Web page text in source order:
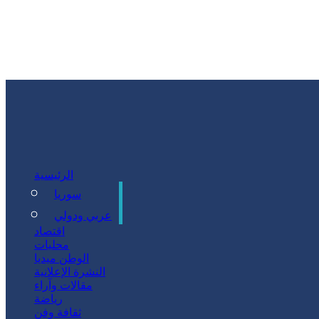
الرئيسية
سياسة
سوريا
عربي ودولي
اقتصاد
محليات
الوطن ميديا
النشرة الإعلانية
مقالات وآراء
رياضة
ثقافة وفن